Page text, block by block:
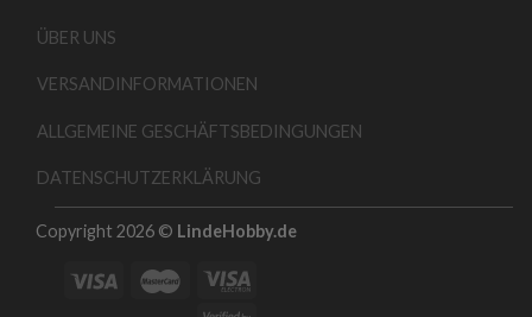
ÜBER UNS
VERSANDINFORMATIONEN
ALLGEMEINE GESCHÄFTSBEDINGUNGEN
DATENSCHUTZERKLÄRUNG
Copyright 2026 © LindeHobby.de